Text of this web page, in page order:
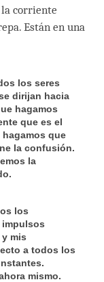
la corriente
Están en una
los seres
dirijan hacia
hagamos
que es el
que
la confusión.
la
los
mis
a todos los
mismo.